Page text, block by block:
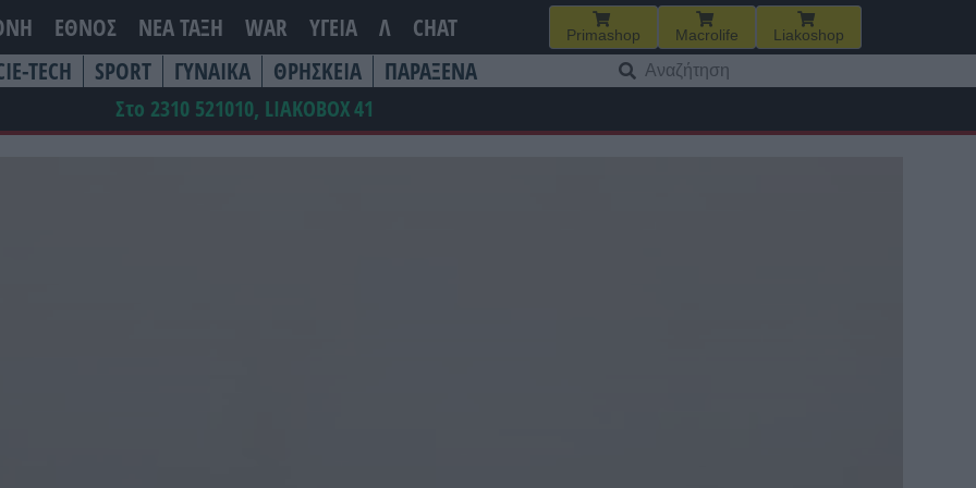
ΕΘΝΟΣ ΝΕΑ ΤΆΞΗ WAR ΥΓΕΙΑ Λ CHAT Primashop Macrolife Liakoshop
TECH SPORT ΓΥΝΑΙΚΑ ΘΡΗΣΚΕΙΑ ΠΑΡΑΞΕΝΑ
για:
Στο 2310 521010, LIAKOBOX41